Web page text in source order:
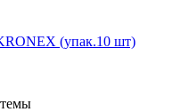
(упак.10 шт)